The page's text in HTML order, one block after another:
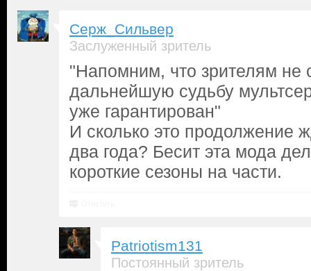
Серж_Сильвер
Заслуженный зритель
"Напомним, что зрителям не
дальнейшую судьбу
уже гарантирован"
И сколько это продолжение
два года? Бесит эта мода
короткие сезоны на части.
Patriotism131
Постоянный зритель